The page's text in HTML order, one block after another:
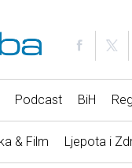
Podcast BiH
& Film Ljepota i